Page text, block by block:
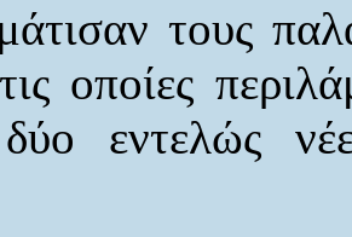
τους
οποίες
δύο εντελώς